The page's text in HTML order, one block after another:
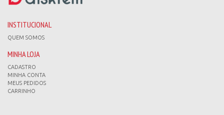
INSTITUCIONAL
QUEM SOMOS
MINHA LOJA
CADASTRO
MINHA CONTA
MEUS PEDIDOS
CARRINHO